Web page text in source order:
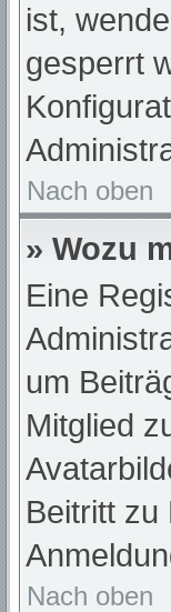
ist,
gesperrt
Nach oben
» Wozu
Eine
um
Mitglied
Beitritt zu
Nach oben